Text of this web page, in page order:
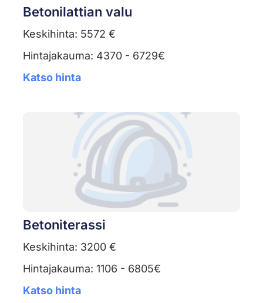
Betonilattian valu
Keskihinta: 5572 €
Hintajakauma: 4370 - 6729€
Katso hinta
Betoniterassi
Keskihinta: 3200 €
Hintajakauma: 1106 - 6805€
Katso hinta